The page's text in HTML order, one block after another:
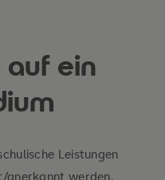
ein
Leistungen
anerkannt werden.